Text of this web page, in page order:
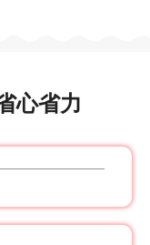
心省力